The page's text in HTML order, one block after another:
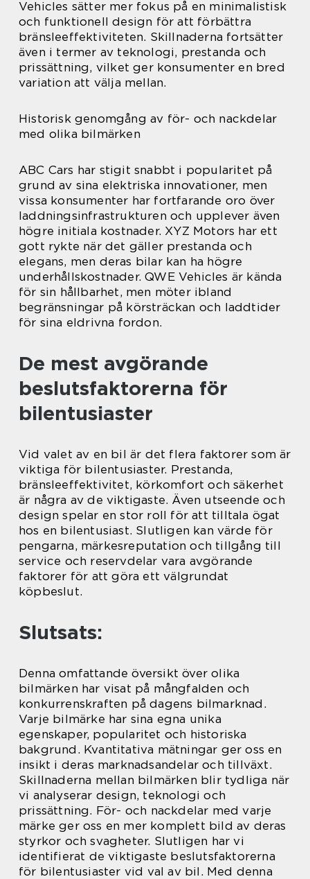
Vehicles sätter mer fokus på en minimalistisk
och funktionell design för att förbättra
bränsleeffektiviteten. Skillnaderna fortsätter
även i termer av teknologi, prestanda och
prissättning, vilket ger konsumenter en bred
variation att välja mellan.
Historisk genomgång av för- och nackdelar
med olika bilmärken
ABC Cars har stigit snabbt i popularitet på
grund av sina elektriska innovationer, men
vissa konsumenter har fortfarande oro över
laddningsinfrastrukturen och upplever även
högre initiala kostnader. XYZ Motors har ett
gott rykte när det gäller prestanda och
elegans, men deras bilar kan ha högre
underhållskostnader. QWE Vehicles är kända
för sin hållbarhet, men möter ibland
begränsningar på körsträckan och laddtider
för sina eldrivna fordon.
De mest avgörande
beslutsfaktorerna för
bilentusiaster
Vid valet av en bil är det flera faktorer som är
viktiga för bilentusiaster. Prestanda,
bränsleeffektivitet, körkomfort och säkerhet
är några av de viktigaste. Även utseende och
design spelar en stor roll för att tilltala ögat
hos en bilentusiast. Slutligen kan värde för
pengarna, märkesreputation och tillgång till
service och reservdelar vara avgörande
faktorer för att göra ett välgrundat
köpbeslut.
Slutsats:
Denna omfattande översikt över olika
bilmärken har visat på mångfalden och
konkurrenskraften på dagens bilmarknad.
Varje bilmärke har sina egna unika
egenskaper, popularitet och historiska
bakgrund. Kvantitativa mätningar ger oss en
insikt i deras marknadsandelar och tillväxt.
Skillnaderna mellan bilmärken blir tydliga när
vi analyserar design, teknologi och
prissättning. För- och nackdelar med varje
märke ger oss en mer komplett bild av deras
styrkor och svagheter. Slutligen har vi
identifierat de viktigaste beslutsfaktorerna
för bilentusiaster vid val av bil. Med denna